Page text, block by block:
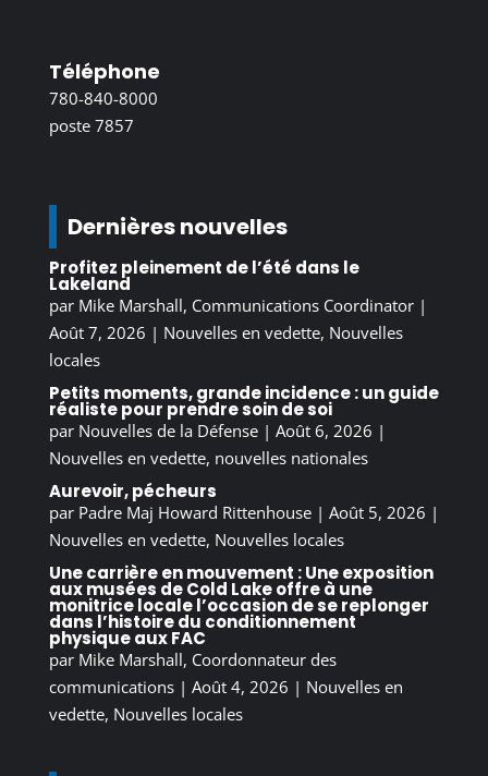
Téléphone
780-840-8000
poste 7857
Dernières nouvelles
Profitez pleinement de l’été dans le
Lakeland
par Mike Marshall, Communications Coordinator|
Août 7, 2026 | Nouvelles en vedette, Nouvelles
locales
Petits moments, grande incidence : un guide
réaliste pour prendre soin de soi
par Nouvelles de la Défense| Août 6, 2026 |
Nouvelles en vedette, nouvelles nationales
Aurevoir, pécheurs
par Padre Maj Howard Rittenhouse| Août 5, 2026 |
Nouvelles en vedette, Nouvelles locales
Une carrière en mouvement : Une exposition
aux musées de Cold Lake offre à une
monitrice locale l’occasion de se replonger
dans l’histoire du conditionnement
physique aux FAC
par Mike Marshall, Coordonnateur des
communications| Août 4, 2026 | Nouvelles en
vedette, Nouvelles locales